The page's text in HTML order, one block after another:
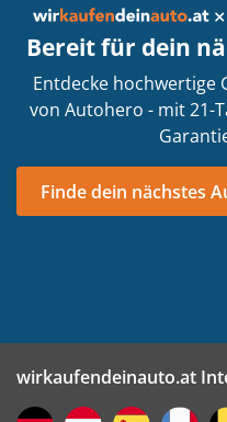
Bin ich verpflichtet
Dienstleistungen in
Was passiert beim
angeben?
Bereit für dein
Entdecke hochwertige
von Autohero - mit 21-
Finde dein nächstes
wirkaufendeinauto.at